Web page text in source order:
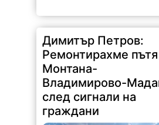
Ремонтирахме пътя
Монтана-
Владимирово-Мадан
след сигнали на
граждани